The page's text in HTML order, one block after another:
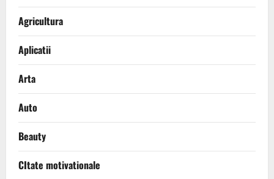
Agricultura
Aplicatii
Arta
Auto
Beauty
CItate motivationale